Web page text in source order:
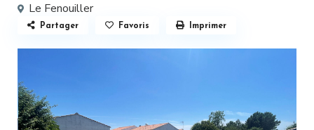
Le Fenouiller
Partager Favoris Imprimer